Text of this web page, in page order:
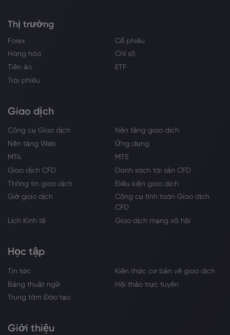
Thị trường
Forex
Cổ phiếu
Hàng hóa
Chỉ số
Tiền ảo
ETF
Trái phiếu
Giao dịch
Công cụ Giao dịch
Nền tảng giao dịch
Nền tảng Web
Ứng dụng
MT4
MT5
Giao dịch CFD
Danh sách tài sản CFD
Thông tin giao dịch
Điều kiện giao dịch
Giờ giao dịch
Công cụ tính toán Giao dịch
CFD
Lịch Kinh tế
Giao dịch mạng xã hội
Học tập
Tin tức
Kiến thức cơ bản về giao dịch
Bảng thuật ngữ
Hội thảo trực tuyến
Trung tâm Đào tạo
Giới thiệu